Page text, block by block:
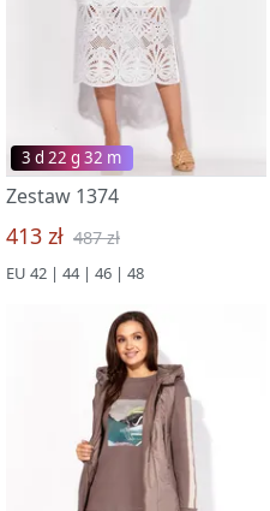
3 d 22 g 32 m
Zestaw 1374
413 zł 487 zł
EU 42 | 44 | 46 | 48